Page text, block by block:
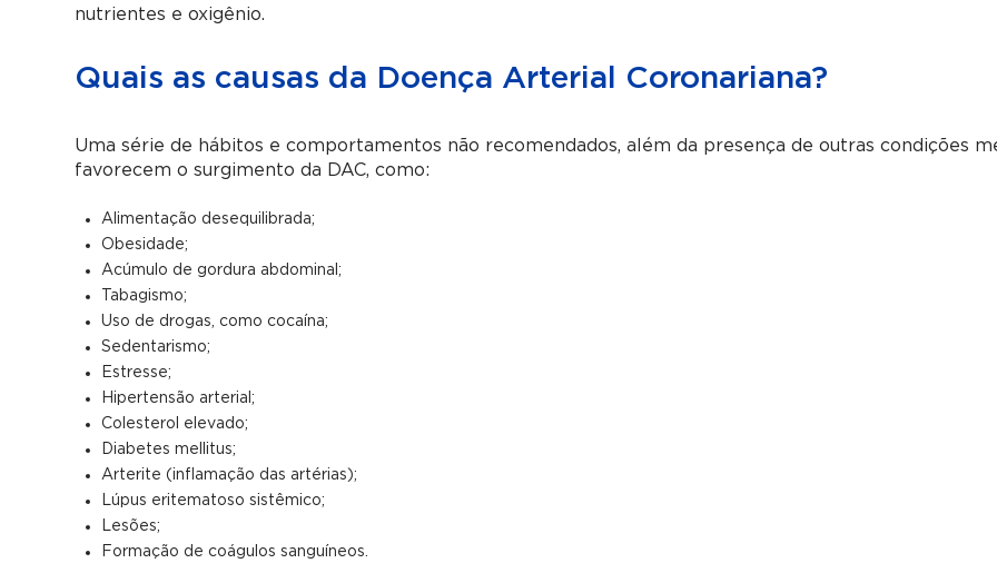
nutrientes e oxigênio.
Quais as causas da Doença Arterial Coronariana?
Uma série de hábitos e comportamentos não recomendados, além da presença de outras condições
favorecem o surgimento da DAC, como:
Alimentação desequilibrada;
Obesidade;
Acúmulo de gordura abdominal;
Tabagismo;
Uso de drogas, como cocaína;
Sedentarismo;
Estresse;
Hipertensão arterial;
Colesterol elevado;
Diabetes mellitus;
Arterite (inflamação das artérias);
Lúpus eritematoso sistêmico;
Lesões;
Formação de coágulos sanguíneos.